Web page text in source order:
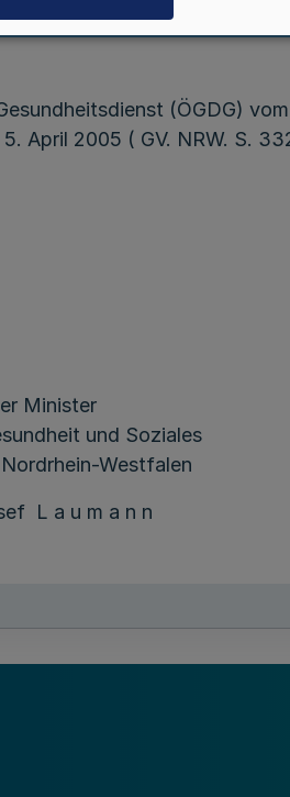
S. 190), wird im
(ÖGDG)
April 2005 ( GV. NRW. S.
Minister
und Soziales
Westfalen
L a u m a n n